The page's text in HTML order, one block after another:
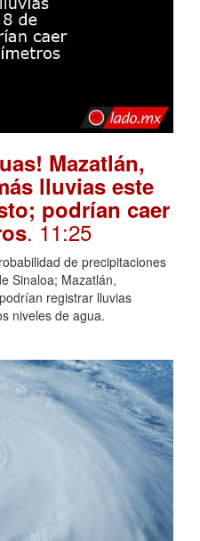
Mazatlán,
lluvias este
podrían caer
. 11:25
de precipitaciones
Sinaloa; Mazatlán,
registrar lluvias
niveles de agua.